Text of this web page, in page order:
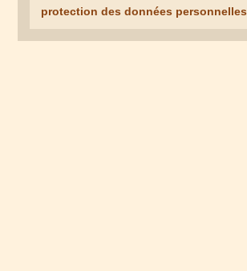
protection des données personnelles